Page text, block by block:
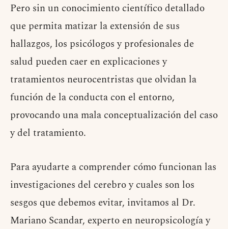
Pero sin un conocimiento científico detallado
que permita matizar la extensión de sus
hallazgos, los psicólogos y profesionales de
salud pueden caer en explicaciones y
tratamientos neurocentristas que olvidan la
función de la conducta con el entorno,
provocando una mala conceptualización del caso
y del tratamiento.
Para ayudarte a comprender cómo funcionan las
investigaciones del cerebro y cuales son los
sesgos que debemos evitar, invitamos al Dr.
Mariano Scandar, experto en neuropsicología y